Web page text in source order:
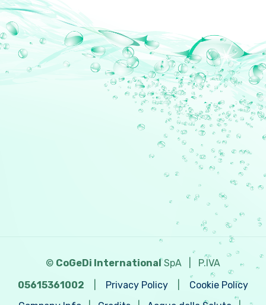
© CoGeDi InternationalSpA
P.IVA
05615361002
Privacy Policy
Cookie Policy